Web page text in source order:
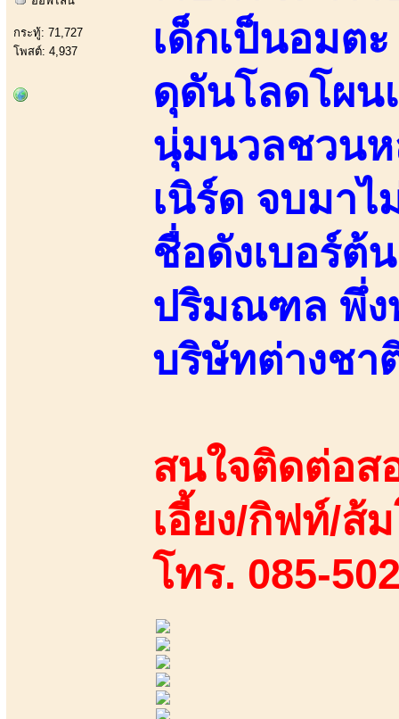
กระทู้: 71,727
โพสต์: 4,937
เด็กเป็นอมต
ดุดันโลดโผน
นุ่มนวลชวนห
เนิร์ด จบมา
ชื่อดังเบอร์ต้
ปริมณฑล พึ่ง
บริษัทต่างชา
สนใจติดต่อส
เอี้ยง/กิฟท์/ส้
โทร. 085-